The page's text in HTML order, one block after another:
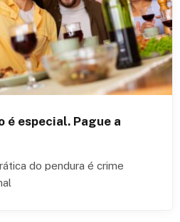
é especial. Pague a
do pendura é crime